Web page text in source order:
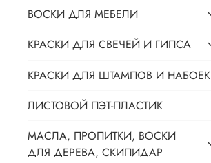
ВОСКИ ДЛЯ МЕБЕЛИ
КРАСКИ ДЛЯ СВЕЧЕЙ И ГИПСА
КРАСКИ ДЛЯ ШТАМПОВ И НАБОЕК
ЛИСТОВОЙ ПЭТ-ПЛАСТИК
МАСЛА, ПРОПИТКИ, ВОСКИ
ДЛЯ ДЕРЕВА, СКИПИДАР